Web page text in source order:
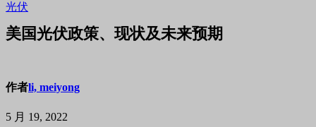
光伏
美国光伏政策、现状及未来预期
作者li, meiyong
5 月 19, 2022